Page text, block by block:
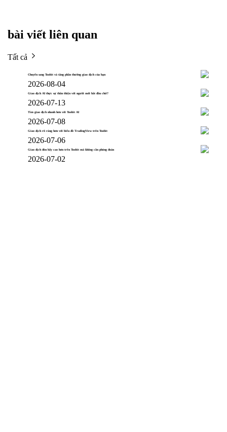
bài viết liên quan
Tất cả
Chuyển sang Toobit và tăng phần thưởng giao dịch của bạn
2026-08-04
Giao dịch AI thực sự thân thiện với người mới bắt đầu chứ?
2026-07-13
Tìm giao dịch nhanh hơn với Toobit AI
2026-07-08
Giao dịch rõ ràng hơn với biểu đồ TradingView trên Toobit
2026-07-06
Giao dịch đòn bẩy cao hơn trên Toobit mà không cần phỏng đoán
2026-07-02